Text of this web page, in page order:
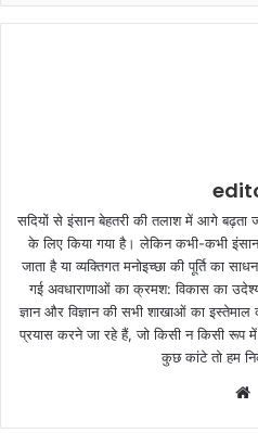
सदियों से इंसान बेहतरी की तलाश में आगे बढ़ता
के लिए किया गया है। लेकिन कभी-कभी
जाता है या व्यक्तिगत मनोइच्छा की पूर्ति का
गई अवधाराणाओं का क्रमश: विकास का
ज्ञान और विज्ञान की सभी शाखाओं का
प्रयास करने जा रहे हैं, जो किसी न किसी रूप
कुछ कांटे तो हम